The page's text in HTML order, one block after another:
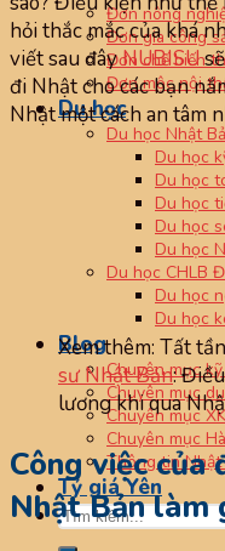
Đơn nông
Đơn gia công
Đơn chế biến
Đơn mộc nội
Du học
Du học Nhật
Du học
Du học
Du học
Du học
Du học
Du học CHLB
Du học
Du học
Blog
Chuyên mục
Chuyên mục
Chuyên mục
Chuyên mục
Thông tin Nhật
Tỷ giá Yên
hỏi thắc mắc của khá
viết sau đâyNUBISU
đi Nhật cho các bạn
Nhật một cách an tâm
Xem thêm: Tất
sư Nhật Bản:
lương khi qua
Công việc của
Nhật Bản làm